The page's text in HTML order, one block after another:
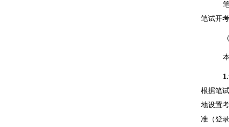
笔试开
1.
根据笔
地设置
准（登